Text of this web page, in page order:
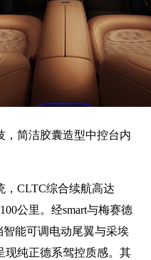
，简洁胶囊造型中控台内
，CLTC综合续航高达
公里。经smart与梅赛德
能可调电动尾翼与采埃
现纯正德系驾控质感。其